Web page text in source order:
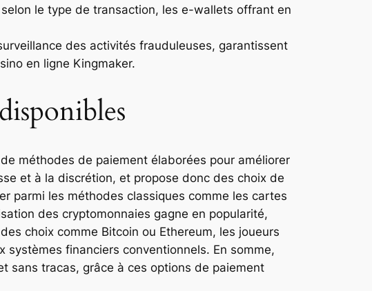
le type de transaction, les e-wallets offrant en
des activités frauduleuses, garantissent
en ligne Kingmaker.
méthodes de paiement élaborées pour améliorer
et à la discrétion, et propose donc des choix de
parmi les méthodes classiques comme les cartes
des cryptomonnaies gagne en popularité,
choix comme Bitcoin ou Ethereum, les joueurs
financiers conventionnels. En somme,
sans tracas, grâce à ces options de paiement